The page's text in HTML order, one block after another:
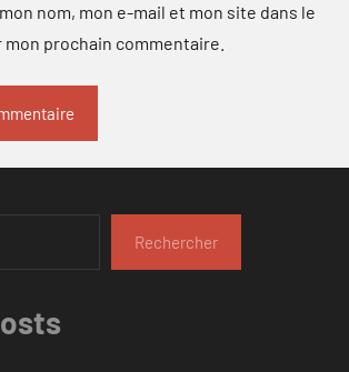
nom, mon e-mail et mon site dans le
prochain commentaire.
Rechercher